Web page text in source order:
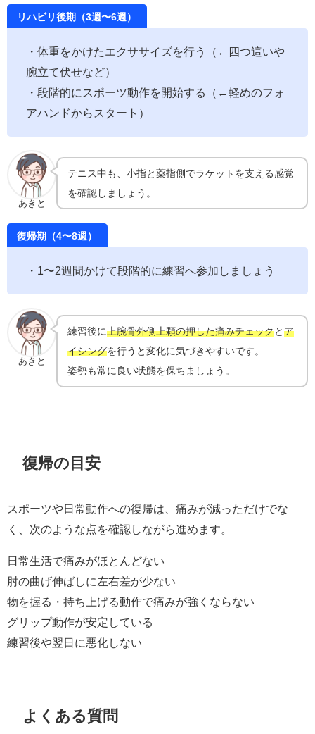
リハビリ後期（3週〜6週）
・体重をかけたエクササイズを行う（←四つ這いや
腕立て伏せなど）
・段階的にスポーツ動作を開始する（←軽めのフォ
アハンドからスタート）
あきと
テニス中も、小指と薬指側でラケットを支える感覚
を確認しましょう。
復帰期（4〜8週）
・1〜2週間かけて段階的に練習へ参加しましょう
あきと
練習後に上腕骨外側上顆の押した痛みチェックとア
イシングを行うと変化に気づきやすいです。
姿勢も常に良い状態を保ちましょう。
復帰の目安
スポーツや日常動作への復帰は、痛みが減っただけでな
く、次のような点を確認しながら進めます。
日常生活で痛みがほとんどない
肘の曲げ伸ばしに左右差が少ない
物を握る・持ち上げる動作で痛みが強くならない
グリップ動作が安定している
練習後や翌日に悪化しない
よくある質問